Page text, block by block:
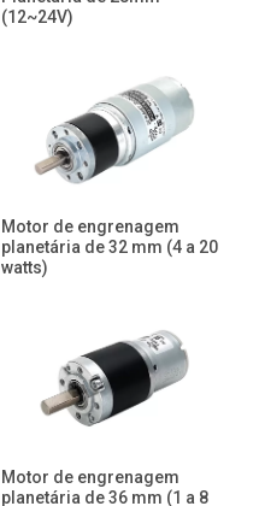
(12~24V)
Motor de engrenagem
planetária de 32 mm (4 a 20
watts)
Motor de engrenagem
planetária de 36 mm (1 a 8